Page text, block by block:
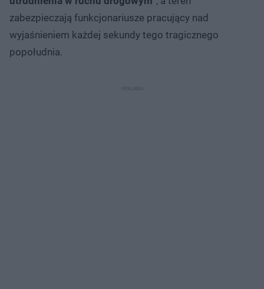
zabezpieczają funkcjonariusze pracujący nad
wyjaśnieniem każdej sekundy tego tragicznego
popołudnia.